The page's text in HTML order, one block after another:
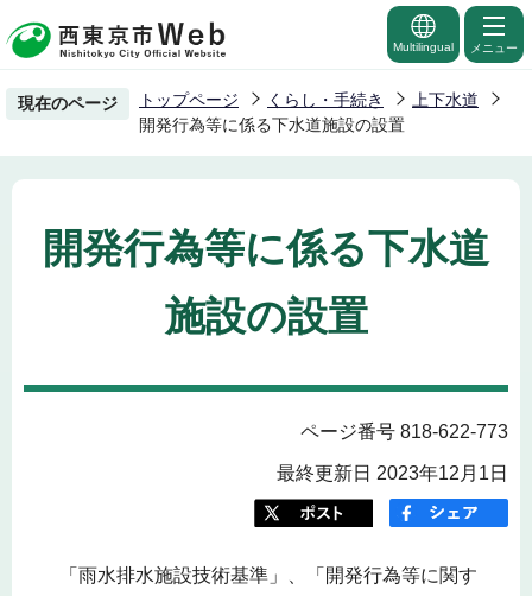
の
ー
Multilingual メニュー
現在のページ トップページ くらし・手続き
上下水道
開発行為等に係る下水道施設の設置
開発行為等に係る下水道
施設の設置
ページ番号 818-622-773
最終更新日 2023年12月1日
「雨水排水施設技術基準」、「開発行為等に関す